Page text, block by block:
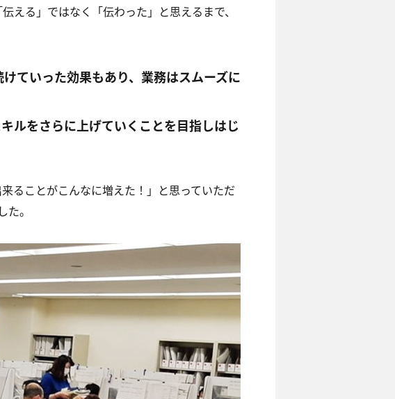
える」ではなく「伝わった」と思えるまで、
ていった効果もあり、業務はスムーズに
ルをさらに上げていくことを目指しはじ
ることがこんなに増えた！」と思っていただ
。